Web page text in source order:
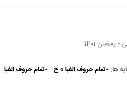
رمضان 1401
ها: -تمام حروف الفبا » ح -تمام حروف الفبا